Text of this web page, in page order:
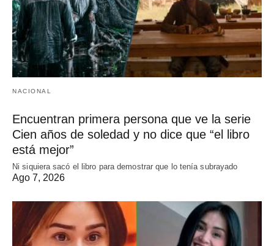
NACIONAL
Encuentran primera persona que ve la serie
Cien años de soledad y no dice que “el libro
está mejor”
Ni siquiera sacó el libro para demostrar que lo tenía subrayado
Ago 7, 2026